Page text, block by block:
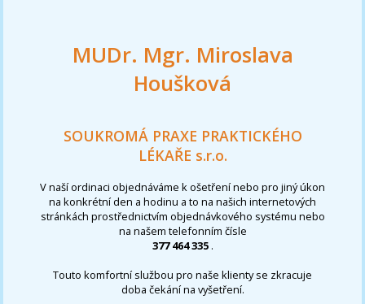
MUDr. Mgr. Miroslava
Houšková
SOUKROMÁ PRAXE PRAKTICKÉHO
LÉKAŘE s.r.o.
V naší ordinaci objednáváme k ošetření nebo pro jiný úkon
na konkrétní den a hodinu a to na našich internetových
stránkách prostřednictvím objednávkového systému nebo
na našem telefonním čísle
377 464 335 .
Touto komfortní službou pro naše klienty se zkracuje
doba čekání na vyšetření.